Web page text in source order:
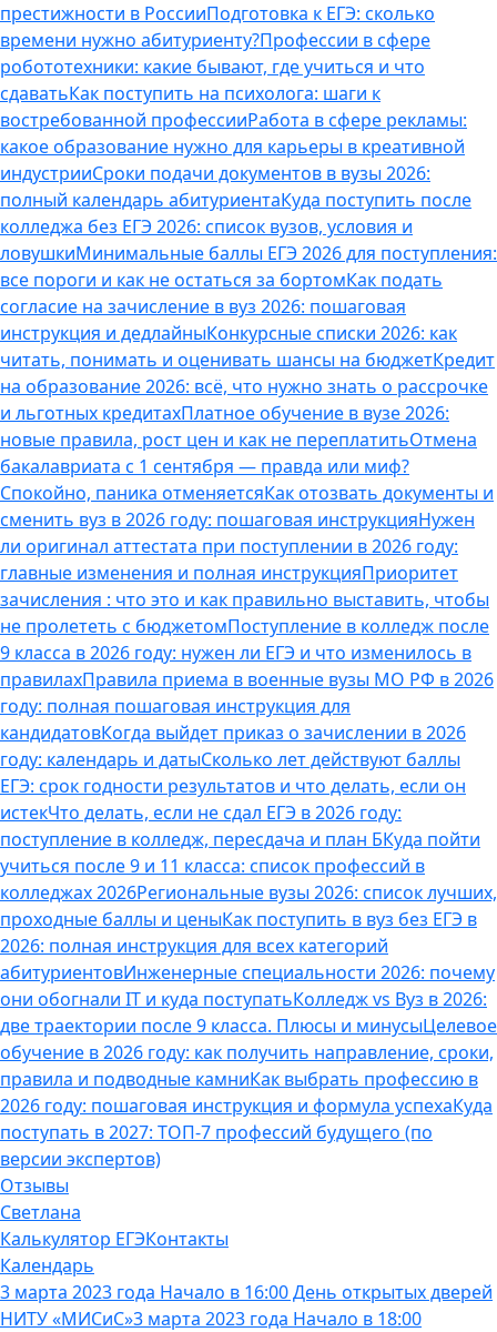
престижности в РоссииПодготовка к ЕГЭ: сколько
времени нужно абитуриенту?Профессии в сфере
робототехники: какие бывают, где учиться и что
сдаватьКак поступить на психолога: шаги к
востребованной профессииРабота в сфере рекламы:
какое образование нужно для карьеры в креативной
индустрииСроки подачи документов в вузы 2026:
полный календарь абитуриентаКуда поступить после
колледжа без ЕГЭ 2026: список вузов, условия и
ловушкиМинимальные баллы ЕГЭ 2026 для поступления:
все пороги и как не остаться за бортомКак подать
согласие на зачисление в вуз 2026: пошаговая
инструкция и дедлайныКонкурсные списки 2026: как
читать, понимать и оценивать шансы на бюджетКредит
на образование 2026: всё, что нужно знать о рассрочке
и льготных кредитахПлатное обучение в вузе 2026:
новые правила, рост цен и как не переплатитьОтмена
бакалавриата с 1 сентября — правда или миф?
Спокойно, паника отменяетсяКак отозвать документы и
сменить вуз в 2026 году: пошаговая инструкцияНужен
ли оригинал аттестата при поступлении в 2026 году:
главные изменения и полная инструкцияПриоритет
зачисления : что это и как правильно выставить, чтобы
не пролететь с бюджетомПоступление в колледж после
9 класса в 2026 году: нужен ли ЕГЭ и что изменилось в
правилахПравила приема в военные вузы МО РФ в 2026
году: полная пошаговая инструкция для
кандидатовКогда выйдет приказ о зачислении в 2026
году: календарь и датыСколько лет действуют баллы
ЕГЭ: срок годности результатов и что делать, если он
истекЧто делать, если не сдал ЕГЭ в 2026 году:
поступление в колледж, пересдача и план БКуда пойти
учиться после 9 и 11 класса: список профессий в
колледжах 2026Региональные вузы 2026: список лучших,
проходные баллы и ценыКак поступить в вуз без ЕГЭ в
2026: полная инструкция для всех категорий
абитуриентовИнженерные специальности 2026: почему
они обогнали IT и куда поступатьКолледж vs Вуз в 2026:
две траектории после 9 класса. Плюсы и минусыЦелевое
обучение в 2026 году: как получить направление, сроки,
правила и подводные камниКак выбрать профессию в
2026 году: пошаговая инструкция и формула успехаКуда
поступать в 2027: ТОП-7 профессий будущего (по
версии экспертов)
Отзывы
Светлана
Калькулятор ЕГЭКонтакты
Календарь
3 марта 2023 года Начало в 16:00 День открытых дверей
НИТУ «МИСиС»3 марта 2023 года Начало в 18:00